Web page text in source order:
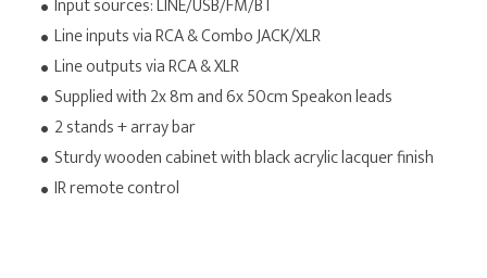
Input sources: LINE/USB/FM/BT
Line inputs via RCA & Combo JACK/XLR
Line outputs via RCA & XLR
Supplied with 2x 8m and 6x 50cm Speakon leads
2 stands + array bar
Sturdy wooden cabinet with black acrylic lacquer finish
IR remote control